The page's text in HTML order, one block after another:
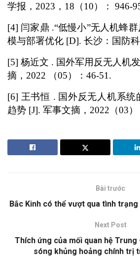
学报，2023，18（10）： 946-
[4] 闫家鼎 .“低慢小”无人机蜂
模与部署优化 [D]. 长沙：国防
[5] 杨近文 . 国外军用反无人机
摘，2022 （05）：46-51.
[6] 王书恒 . 国外反无人机系统
趋势 [J]. 军事文摘，2022（03）
Bài trước
Bắc Kinh có thể vượt qua tình
Next Post
Thích ứng của mối quan hệ
sóng khủng hoảng chính trị